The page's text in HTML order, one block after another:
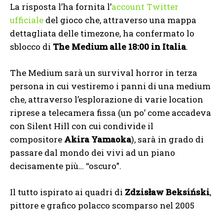
La risposta l’ha fornita l’account Twitter
ufficiale del gioco che, attraverso una mappa
dettagliata delle timezone, ha confermato lo
sblocco di The Medium alle 18:00 in Italia.
The Medium sarà un survival horror in terza
persona in cui vestiremo i panni di una medium
che, attraverso l’esplorazione di varie location
riprese a telecamera fissa (un po’ come accadeva
con Silent Hill con cui condivide il
compositore Akira Yamaoka), sarà in grado di
passare dal mondo dei vivi ad un piano
decisamente più… “oscuro”.
Il tutto ispirato ai quadri di Zdzisław Beksiński,
pittore e grafico polacco scomparso nel 2005